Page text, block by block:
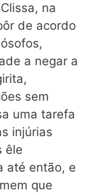
na
de acordo
a negar a
sem
uma tarefa
injúrias
êle
até então, e
que